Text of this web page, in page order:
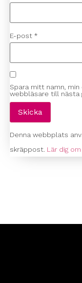
E-post *
Spara mitt namn,
webbläsare till nästa
Denna webbplats
skräppost. Lär dig